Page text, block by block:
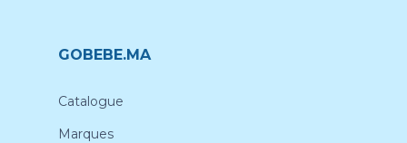
GOBEBE.MA
Catalogue
Marques